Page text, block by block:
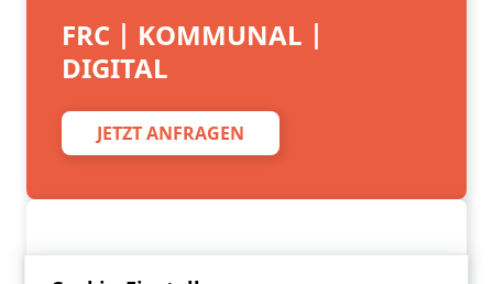
FRC | KOMMUNAL |
DIGITAL
JETZT ANFRAGEN